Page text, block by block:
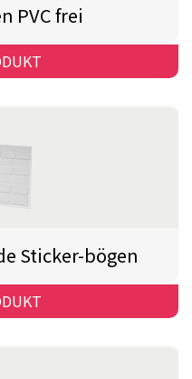
PVC frei
Sticker-bögen